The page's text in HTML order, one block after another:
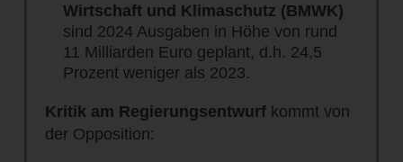
Wirtschaft und Klimaschutz (BMWK)
sind 2024 Ausgaben in Höhe von rund
11 Milliarden Euro geplant, d.h. 24,5
Prozent weniger als 2023.
Kritik am Regierungsentwurfkommt von
der Opposition: